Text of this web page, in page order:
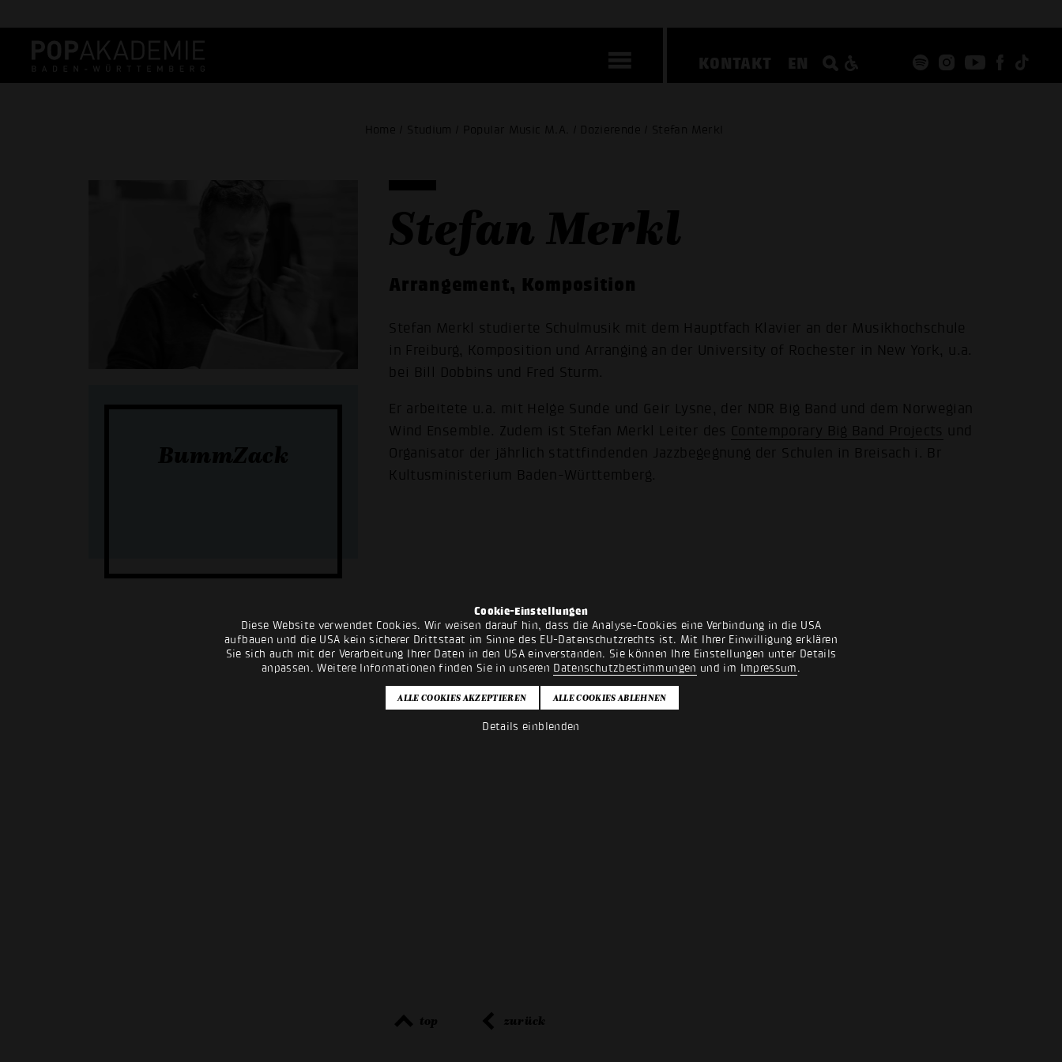
Cookie-Einstellungen
Diese Website verwendet Cookies. Wir weisen darauf hin, dass die Analyse-Cookies eine Verbindung in die USA
aufbauen und die USA kein sicherer Drittstaat im Sinne des EU-Datenschutzrechts ist. Mit Ihrer Einwilligung erklären
Sie sich auch mit der Verarbeitung Ihrer Daten in den USA einverstanden. Sie können Ihre Einstellungen unter Details
anpassen. Weitere Informationen finden Sie in unseren Datenschutzbestimmungen und im Impressum.
Details einblenden
KONTAKT EN
Home / Studium / Popular Music M.A. / Dozierende / Stefan Merkl
Stefan Merkl
Arrangement, Komposition
Stefan Merkl studierte Schulmusik mit dem Hauptfach Klavier an der Musikhochschule
in Freiburg, Komposition und Arranging an der University of Rochester in New York, u.a.
bei Bill Dobbins und Fred Sturm.
Er arbeitete u.a. mit Helge Sunde und Geir Lysne, der NDR Big Band und dem Norwegian
Wind Ensemble. Zudem ist Stefan Merkl Leiter des Contemporary Big Band Projects und
Organisator der jährlich stattfindenden Jazzbegegnung der Schulen in Breisach i. Br
Kultusministerium Baden-Württemberg.
top zurück